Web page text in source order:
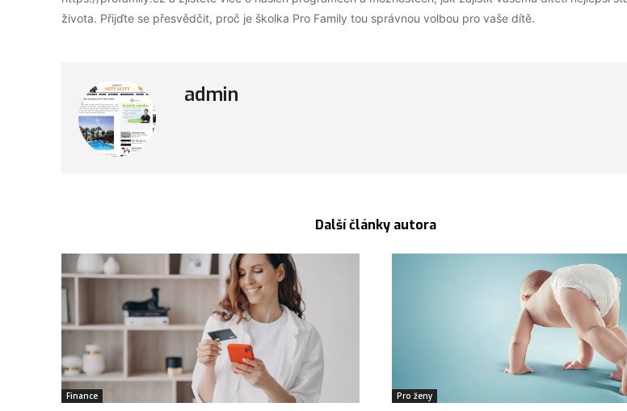
života. Přijďte se přesvědčit, proč je školka Pro Family tou správnou volbou pro vaše dítě.
admin
Další články autora
Finance Pro ženy